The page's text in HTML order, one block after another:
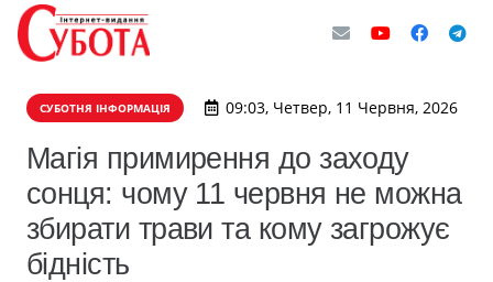
СУБОТНЯ ІНФОРМАЦІЯ 09:03, Четвер, 11 Червня, 2026
Магія примирення до заходу
сонця: чому 11 червня не можна
збирати трави та кому загрожує
бідність